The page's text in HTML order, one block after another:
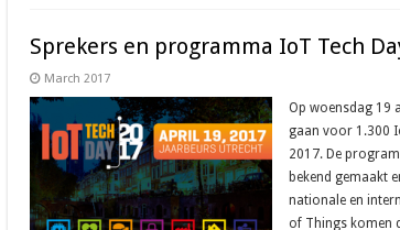
Sprekers en programma IoT Tech
March 2017
Op woensdag 19
gaan voor 1.300
2017. De
bekend gemaakt
nationale en
of Things komen